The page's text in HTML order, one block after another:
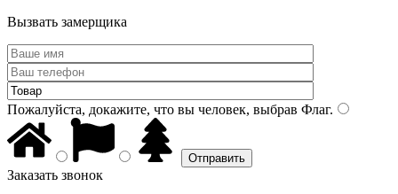
Вызвать замерщика
Пожалуйста, докажите, что вы человек, выбрав Флаг.
Заказать звонок